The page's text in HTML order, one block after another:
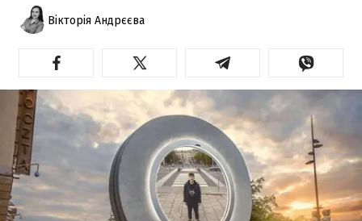
Вікторія Андрєєва